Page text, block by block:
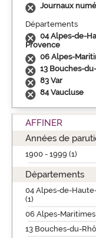
Journaux
Départements
04 Alpes-de-
Provence
06 Alpes-
13 Bouches-
83 Var
84 Vaucluse
AFFINER
Années de
1900 - 1999 (1)
Départements
04 Alpes-de-
(1)
06 Alpes-Maritimes
13 Bouches-du-